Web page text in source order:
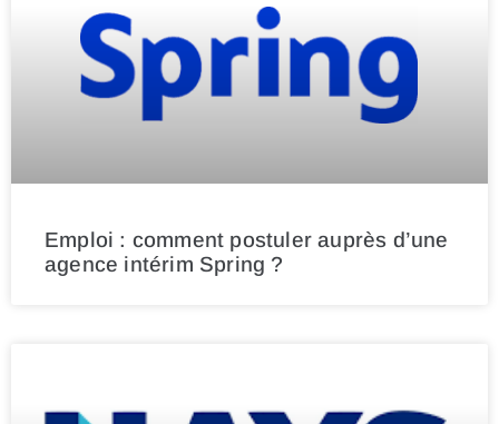
Emploi : comment postuler auprès d’une
agence intérim Spring ?